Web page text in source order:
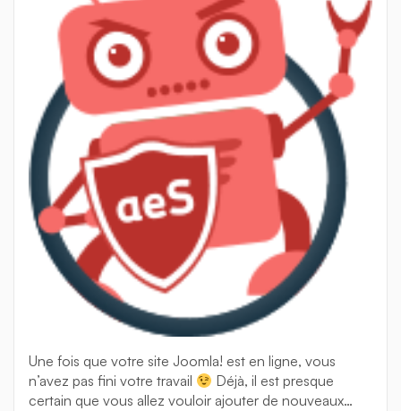
Une fois que votre site Joomla! est en ligne, vous
n’avez pas fini votre travail
Déjà, il est presque
certain que vous allez vouloir ajouter de nouveaux